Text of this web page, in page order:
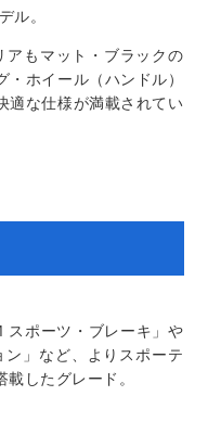
ル。
もマット・ブラックの
ホイール（ハンドル）
適な仕様が満載されてい
スポーツ・ブレーキ」や
ン」など、よりスポーテ
したグレード。